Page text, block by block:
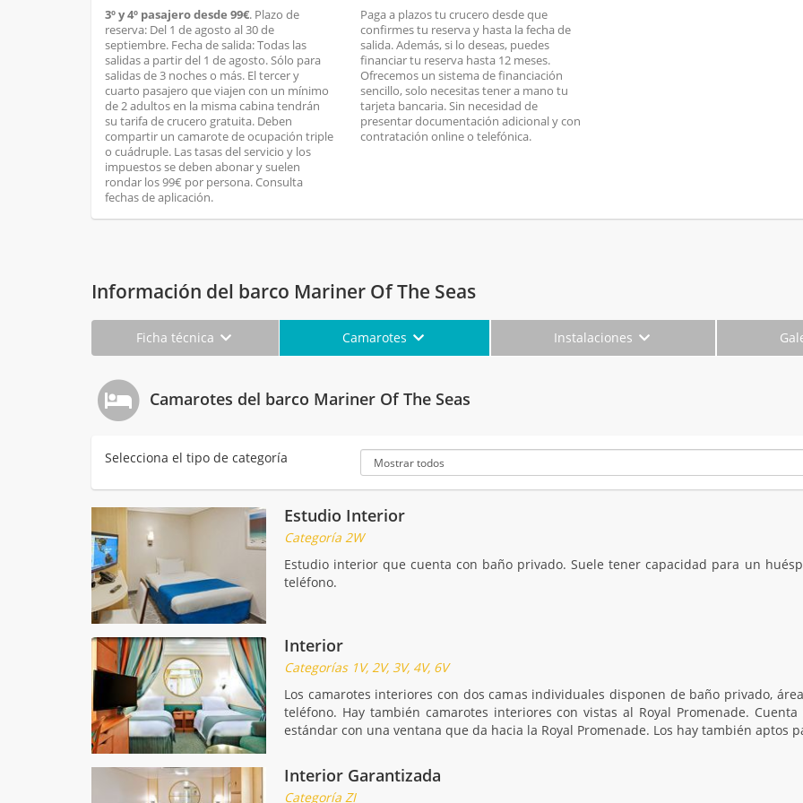
3º y 4º pasajero desde 99€. Plazo de
reserva: Del 1 de agosto al 30 de
septiembre. Fecha de salida: Todas las
salidas a partir del 1 de agosto. Sólo para
salidas de 3 noches o más. El tercer y
cuarto pasajero que viajen con un mínimo
de 2 adultos en la misma cabina tendrán
su tarifa de crucero gratuita. Deben
compartir un camarote de ocupación triple
o cuádruple. Las tasas del servicio y los
impuestos se deben abonar y suelen
rondar los 99€ por persona. Consulta
fechas de aplicación.
Paga a plazos tu crucero desde que
confirmes tu reserva y hasta la fecha de
salida. Además, si lo deseas, puedes
financiar tu reserva hasta 12 meses.
Ofrecemos un sistema de financiación
sencillo, solo necesitas tener a mano tu
tarjeta bancaria. Sin necesidad de
presentar documentación adicional y con
contratación online o telefónica.
Información del barco Mariner Of The Seas
Ficha técnica Camarotes Instalaciones
Camarotes del barco Mariner Of The Seas
Selecciona el tipo de categoría
Estudio Interior
Categoría 2W
Estudio interior que cuenta con baño privado. Suele tener capacidad para un
teléfono.
Interior
Categorías 1V, 2V, 3V, 4V, 6V
Los camarotes interiores con dos camas individuales disponen de baño privado,
teléfono. Hay también camarotes interiores con vistas al Royal Promenade.
estándar con una ventana que da hacia la Royal Promenade. Los hay también aptos
Interior Garantizada
Categoría ZI